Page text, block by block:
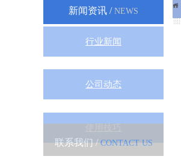
新闻资讯 / NEWS
行业新闻
公司动态
联系我们 / CONTACT US